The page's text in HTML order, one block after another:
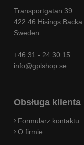
Transportgatan 39
422 46 Hisings Backa
Sweden
+46 31 - 24 30 15
info@gplshop.se
Obsługa
Formularz kontaktu
O firmie